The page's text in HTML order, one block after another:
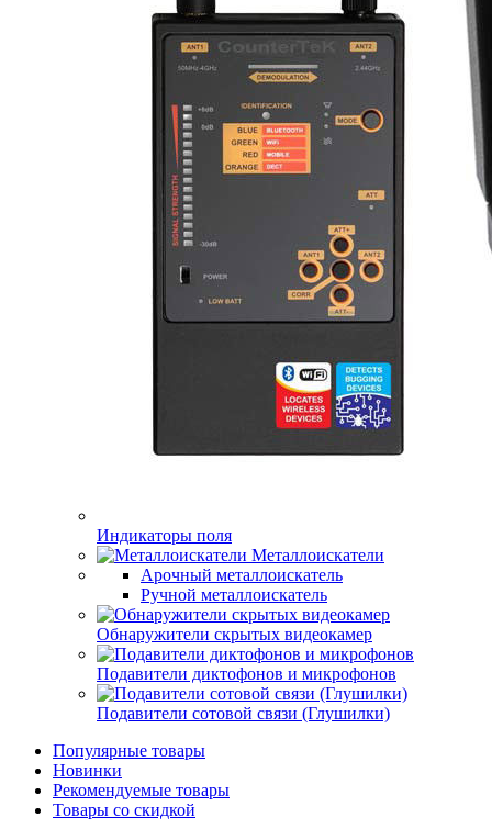
Индикаторы поля
Металлоискатели
Арочный металлоискатель
Ручной металлоискатель
Обнаружители скрытых видеокамер
Подавители диктофонов и микрофонов
Подавители сотовой связи (Глушилки)
Популярные товары
Новинки
Рекомендуемые товары
Товары со скидкой